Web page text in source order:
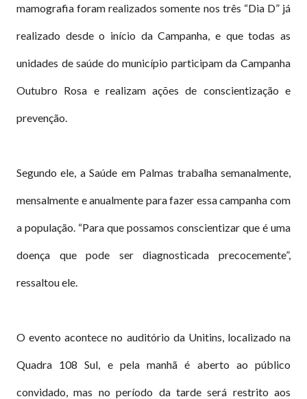
mamografia foram realizados somente nos três “Dia D” já
realizado desde o início da Campanha, e que todas as
unidades de saúde do município participam da Campanha
Outubro Rosa e realizam ações de conscientização e
prevenção.
Segundo ele, a Saúde em Palmas trabalha semanalmente,
mensalmente e anualmente para fazer essa campanha com
a população. “Para que possamos conscientizar que é uma
doença que pode ser diagnosticada precocemente”,
ressaltou ele.
O evento acontece no auditório da Unitins, localizado na
Quadra 108 Sul, e pela manhã é aberto ao público
convidado, mas no período da tarde será restrito aos